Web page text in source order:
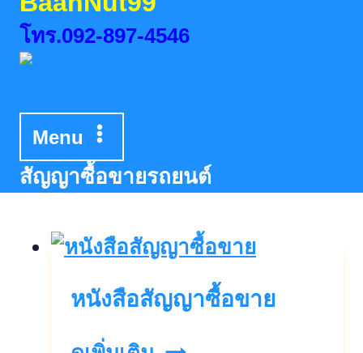
โทร.092-897-4546
Menu
สัญญาซื้อขายรถยนต์
หนังสือสัญญาซื้อขาย